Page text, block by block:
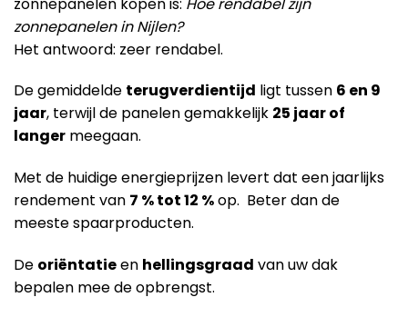
zonnepanelen in Nijlen?
Het antwoord: zeer rendabel.
De gemiddelde terugverdientijd ligt tussen 6 en 9
jaar, terwijl de panelen gemakkelijk 25 jaar of
langer meegaan.
Met de huidige energieprijzen levert dat een jaarlijks
rendement van 7 % tot 12 %op. Beter dan de
meeste spaarproducten.
De oriëntatieen hellingsgraad van uw dak
bepalen mee de opbrengst.